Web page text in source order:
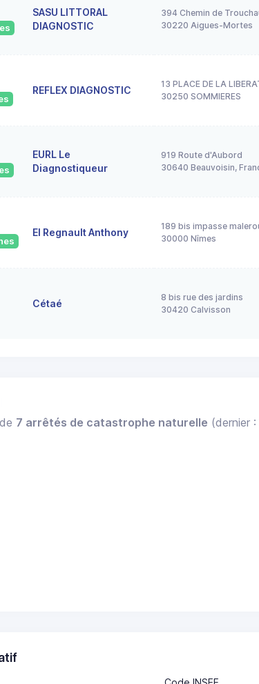
SASU LITTORAL
DIAGNOSTIC
394 Chemin de
30220 Aigues-Mortes
REFLEX DIAGNOSTIC
13 PLACE DE LA
30250 SOMMIERES
EURL Le
Diagnostiqueur
919 Route d'Aubord
30640 Beauvoisin,
EI Regnault Anthony
189 bis impasse
30000 Nîmes
Cétaé
8 bis rue des jardins
30420 Calvisson
7 arrêtés de catastrophe naturelle (dernier